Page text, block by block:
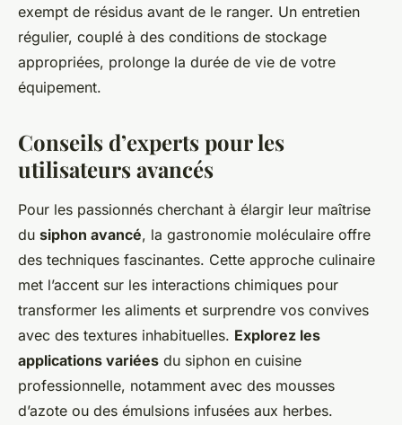
exempt de résidus avant de le ranger. Un entretien
régulier, couplé à des conditions de stockage
appropriées, prolonge la durée de vie de votre
équipement.
Conseils d’experts pour les
utilisateurs avancés
Pour les passionnés cherchant à élargir leur maîtrise
du siphon avancé, la gastronomie moléculaire offre
des techniques fascinantes. Cette approche culinaire
met l’accent sur les interactions chimiques pour
transformer les aliments et surprendre vos convives
avec des textures inhabituelles. Explorez les
applications variées du siphon en cuisine
professionnelle, notamment avec des mousses
d’azote ou des émulsions infusées aux herbes.